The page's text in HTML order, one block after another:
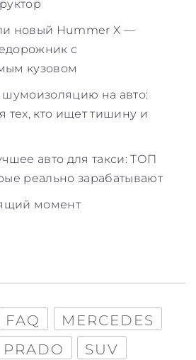
новый Hummer X —
с
кузовом
шумоизоляцию на авто:
тех, кто ищет тишину и
авто для такси: ТОП
реально зарабатывают
момент
FAQ
MERCEDES
PRADO
SUV